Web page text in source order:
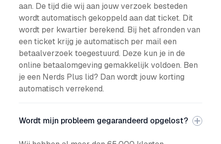
aan. De tijd die wij aan jouw verzoek besteden
wordt automatisch gekoppeld aan dat ticket. Dit
wordt per kwartier berekend. Bij het afronden van
een ticket krijg je automatisch per mail een
betaalverzoek toegestuurd. Deze kun je in de
online betaalomgeving gemakkelijk voldoen. Ben
je een Nerds Plus lid? Dan wordt jouw korting
automatisch verrekend.
Wordt mijn probleem gegarandeerd opgelost?